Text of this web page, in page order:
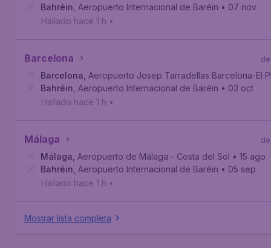
Bahréin Aeropuerto Internacional de Baréin • 07 nov
Hallado hace 1 h •
Barcelona
Barcelona Aeropuerto Josep Tarradellas Barcelona-El
Bahréin Aeropuerto Internacional de Baréin • 03 oct
Hallado hace 1 h •
Málaga
Málaga Aeropuerto de Málaga - Costa del Sol • 15 ago
Bahréin Aeropuerto Internacional de Baréin • 05 sep
Hallado hace 1 h •
Mostrar lista completa